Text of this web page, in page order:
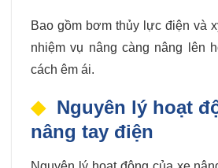
Bao gồm bơm thủy lực điện và
nhiệm vụ nâng càng nâng lên
cách êm ái.
Nguyên lý hoạt
nâng tay điện